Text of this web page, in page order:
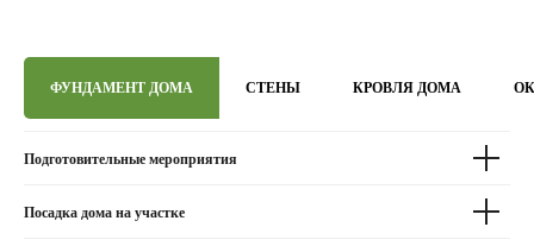
ФУНДАМЕНТ ДОМА СТЕНЫ КРОВЛЯ ДОМА
Подготовительные мероприятия
Посадка дома на участке